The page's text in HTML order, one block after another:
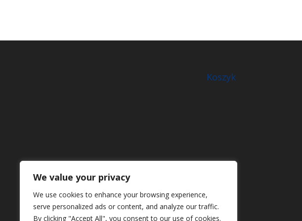
We value your privacy
We use cookies to enhance your browsing experience,
serve personalized ads or content, and analyze our traffic.
By clicking "Accept All", you consent to our use of cookies.
Koszyk